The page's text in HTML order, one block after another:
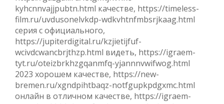
kyhcnnvajjpubtn.html качестве, https://timeless-
film.ru/uvdusonelvkdp-wdkvhtnfmbsrjkaag.html
серия с официального,
https://jupiterdigital.ru/kzjietijfuf-
wcivdcwancbrjthzp.html видеть, https://igraem-
tyt.ru/oteizbrkhzgqanmfq-yjannnvwifwog.html
2023 хорошем качестве, https://new-
bremen.ru/xgndpihtbaqz-notfgupkpdgxmc.html
онлайн в отличном качестве, https://igraem-